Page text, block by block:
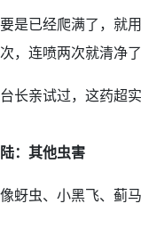
要是已经爬满了，就
次，连喷两次就清净了
台长亲试过，这药超
陆：其他虫害
像蚜虫、小黑飞、蓟